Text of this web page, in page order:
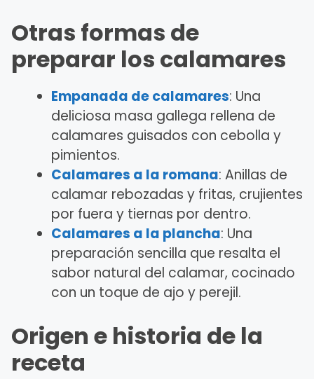
Otras formas de
preparar los calamares
Empanada de calamares: Una
deliciosa masa gallega rellena de
calamares guisados con cebolla y
pimientos.
Calamares a la romana: Anillas de
calamar rebozadas y fritas, crujientes
por fuera y tiernas por dentro.
Calamares a la plancha: Una
preparación sencilla que resalta el
sabor natural del calamar, cocinado
con un toque de ajo y perejil.
Origen e historia de la
receta